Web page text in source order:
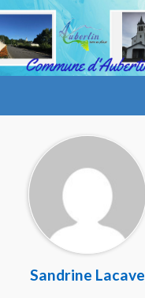
Sandrine Lacave